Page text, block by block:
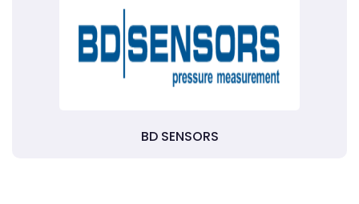
BD SENSORS